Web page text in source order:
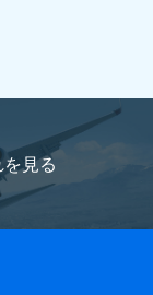
を見る